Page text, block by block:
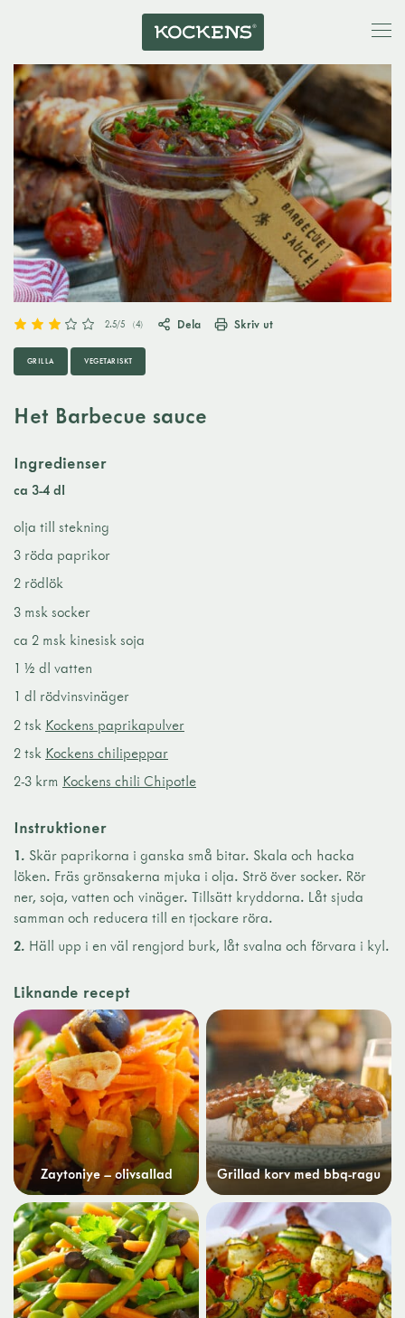
2.5/5 (4) Dela Skriv ut
GRILLA VEGETARISKT
Het Barbecue sauce
Ingredienser
ca 3-4 dl
olja till stekning
3 röda paprikor
2 rödlök
3 msk socker
ca 2 msk kinesisk soja
1 ½ dl vatten
1 dl rödvinsvinäger
2 tsk Kockens paprikapulver
2 tsk Kockens chilipeppar
2-3 krm Kockens chili Chipotle
Instruktioner
1. Skär paprikorna i ganska små bitar. Skala och hacka
löken. Fräs grönsakerna mjuka i olja. Strö över socker. Rör
ner, soja, vatten och vinäger. Tillsätt kryddorna. Låt sjuda
samman och reducera till en tjockare röra.
2. Häll upp i en väl rengjord burk, låt svalna och förvara i kyl.
Liknande recept
Zaytoniye – olivsallad Grillad korv med bbq-ragu